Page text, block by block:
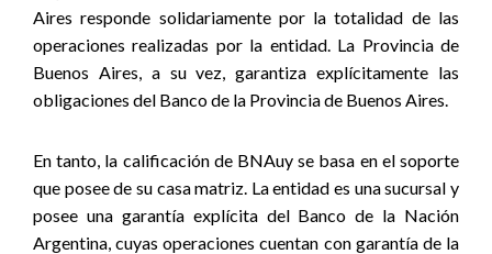
Aires responde solidariamente por la totalidad de las
operaciones realizadas por la entidad. La Provincia de
Buenos Aires, a su vez, garantiza explícitamente las
obligaciones del Banco de la Provincia de Buenos Aires.
En tanto, la calificación de BNAuy se basa en el soporte
que posee de su casa matriz. La entidad es una sucursal y
posee una garantía explícita del Banco de la Nación
Argentina, cuyas operaciones cuentan con garantía de la